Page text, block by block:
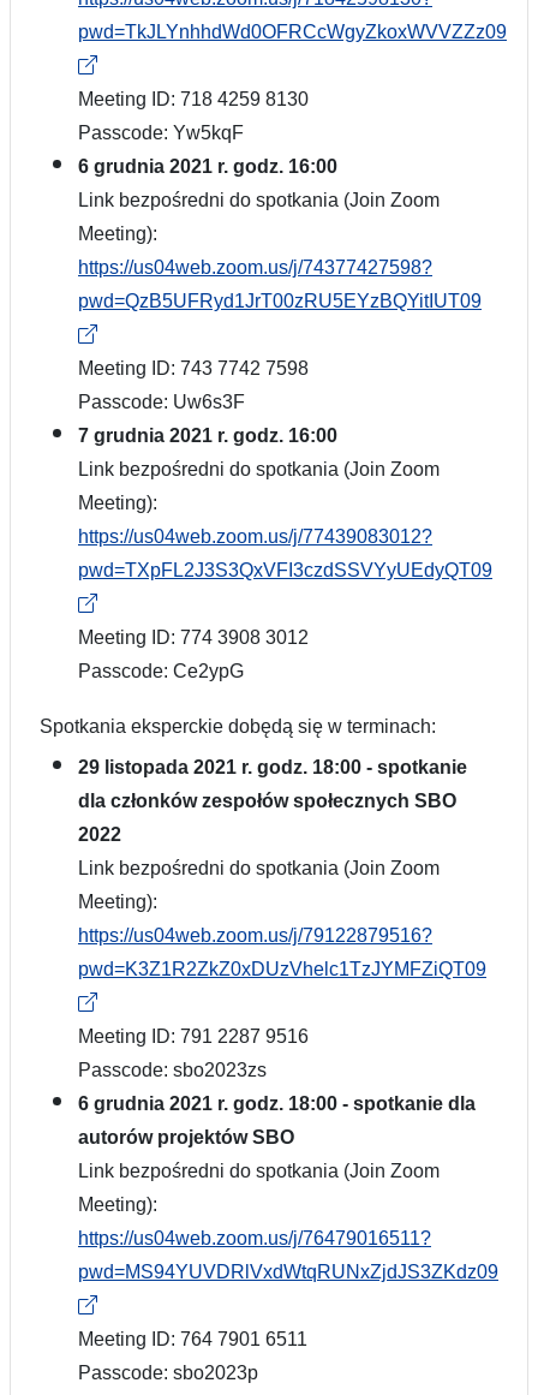
pwd=TkJLYnhhdWd0OFRCcWgyZkoxWVVZZz09
Meeting ID: 718 4259 8130
Passcode: Yw5kqF
6 grudnia 2021 r. godz. 16:00
Link bezpośredni do spotkania (Join Zoom
Meeting):
https://us04web.zoom.us/j/74377427598?
pwd=QzB5UFRyd1JrT00zRU5EYzBQYitIUT09
Meeting ID: 743 7742 7598
Passcode: Uw6s3F
7 grudnia 2021 r. godz. 16:00
Link bezpośredni do spotkania (Join Zoom
Meeting):
https://us04web.zoom.us/j/77439083012?
pwd=TXpFL2J3S3QxVFI3czdSSVYyUEdyQT09
Meeting ID: 774 3908 3012
Passcode: Ce2ypG
Spotkania eksperckie dobędą się w terminach:
29 listopada 2021 r. godz. 18:00 - spotkanie
dla członków zespołów społecznych SBO
2022
Link bezpośredni do spotkania (Join Zoom
Meeting):
https://us04web.zoom.us/j/79122879516?
pwd=K3Z1R2ZkZ0xDUzVhelc1TzJYMFZiQT09
Meeting ID: 791 2287 9516
Passcode: sbo2023zs
6 grudnia 2021 r. godz. 18:00 - spotkanie dla
autorów projektów SBO
Link bezpośredni do spotkania (Join Zoom
Meeting):
https://us04web.zoom.us/j/76479016511?
pwd=MS94YUVDRlVxdWtqRUNxZjdJS3ZKdz09
Meeting ID: 764 7901 6511
Passcode: sbo2023p